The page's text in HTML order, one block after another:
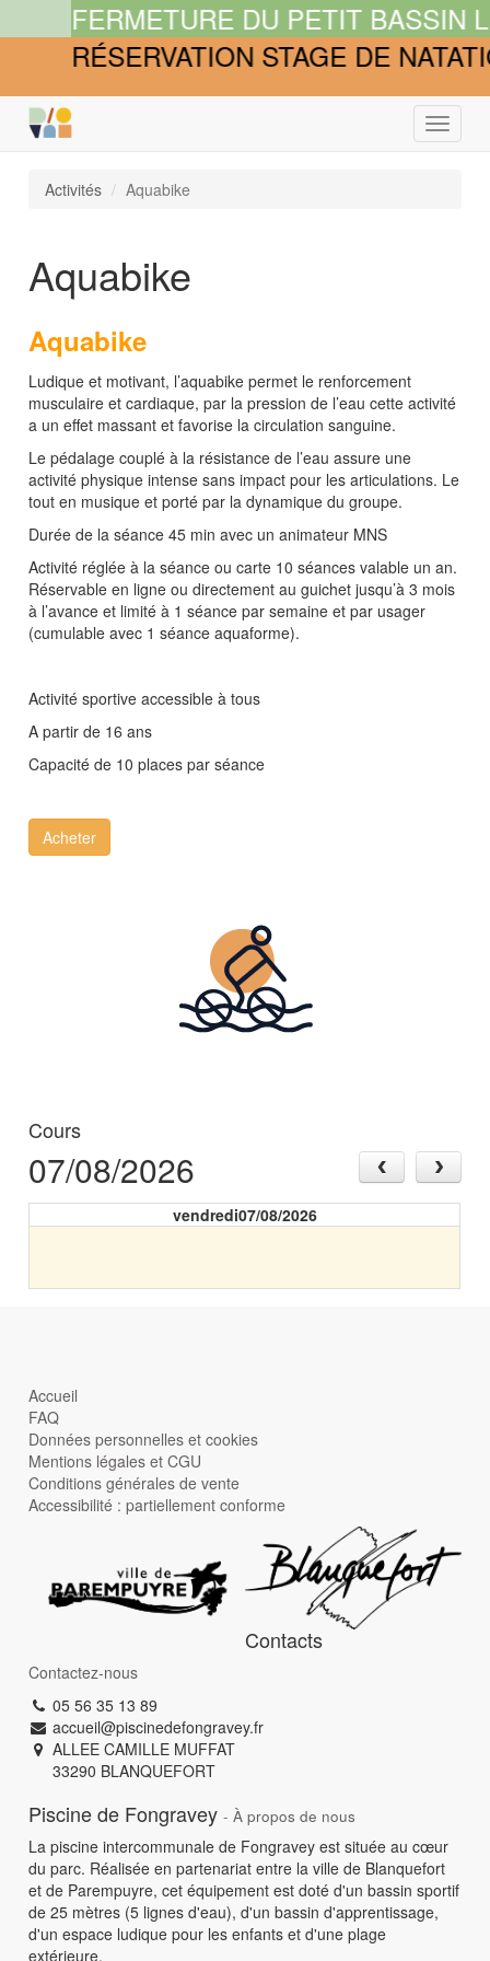
FERMETURE DU PETIT BASSIN
RÉSERVATION STAGE DE
la
Activités
Aquabike
Aquabike
Aquabike
Ludique et motivant, l’aquabike permet le renforcement
musculaire et cardiaque, par la pression de l’eau cette activité
a un effet massant et favorise la circulation sanguine.
Le pédalage couplé à la résistance de l’eau assure une
activité physique intense sans impact pour les articulations. Le
tout en musique et porté par la dynamique du groupe.
Durée de la séance 45 min avec un animateur MNS
Activité réglée à la séance ou carte 10 séances valable un an.
Réservable en ligne ou directement au guichet jusqu’à 3 mois
à l’avance et limité à 1 séance par semaine et par usager
(cumulable avec 1 séance aquaforme).
Activité sportive accessible à tous
A partir de 16 ans
Capacité de 10 places par séance
Acheter
Cours
07/08/2026
vendredi07/08/2026
Accueil
FAQ
Données personnelles et cookies
Mentions légales et CGU
Conditions générales de vente
Accessibilité : partiellement conforme
Contacts
Contactez-nous
05 56 35 13 89
accueil@piscinedefongravey.fr
ALLEE CAMILLE MUFFAT
33290 BLANQUEFORT
Piscine de Fongravey -À propos de nous
La piscine intercommunale de Fongravey est située au cœur
du parc. Réalisée en partenariat entre la ville de Blanquefort
et de Parempuyre, cet équipement est doté d'un bassin sportif
de 25 mètres (5 lignes d'eau), d'un bassin d'apprentissage,
d'un espace ludique pour les enfants et d'une plage
extérieure.